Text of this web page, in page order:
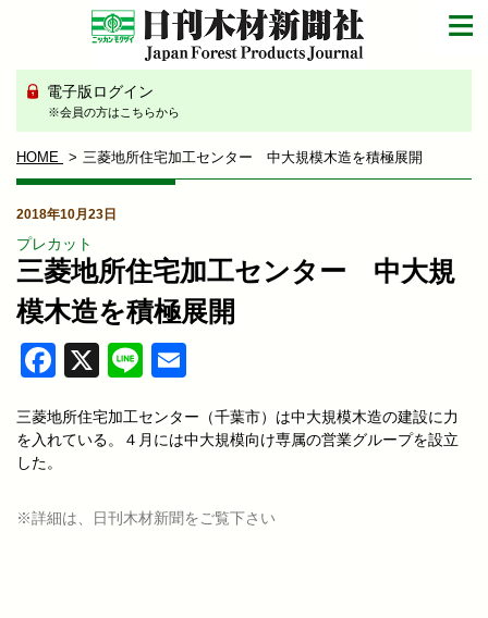
電子版ログイン
※会員の方はこちらから
HOME 三菱地所住宅加工センター 中大規模木造を積極展開
2018年10月23日
プレカット
三菱地所住宅加工センター 中大規
模木造を積極展開
Facebook
X Line
三菱地所住宅加工センター（千葉市）は中大規模木造の建設に力
を入れている。４月には中大規模向け専属の営業グループを設立
した。
※詳細は、日刊木材新聞をご覧下さい